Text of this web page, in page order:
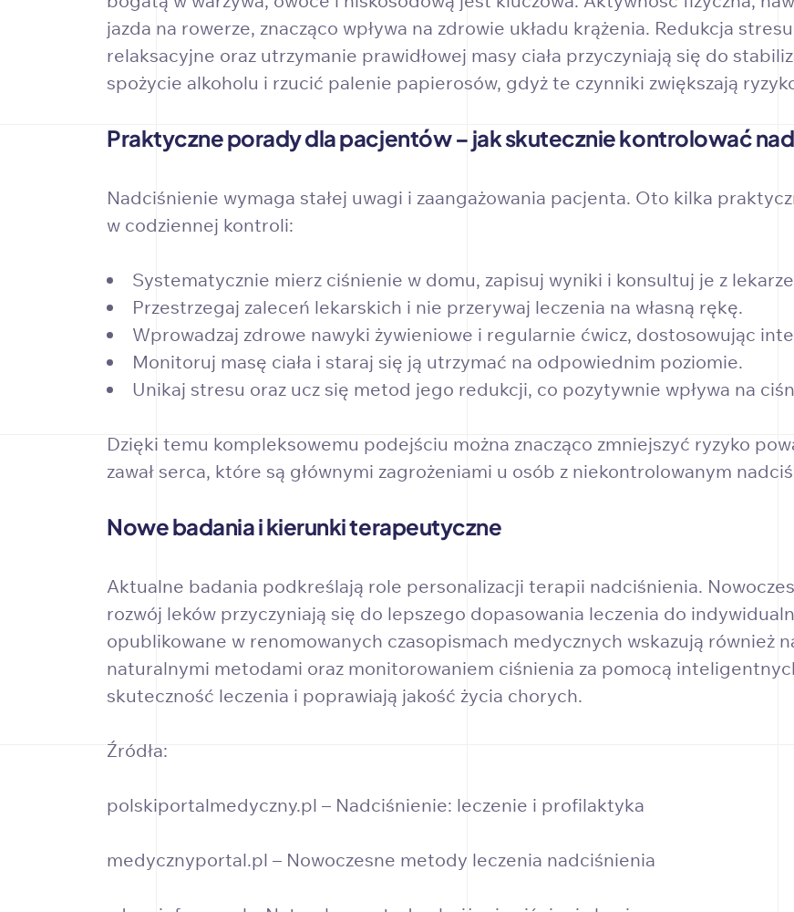
jazda na rowerze, znacząco wpływa na zdrowie układu krążenia. Redukcja
relaksacyjne oraz utrzymanie prawidłowej masy ciała przyczyniają się do
spożycie alkoholu i rzucić palenie papierosów, gdyż te czynniki zwiększają
Praktyczne porady dla pacjentów – jak skutecznie kontrolować
Nadciśnienie wymaga stałej uwagi i zaangażowania pacjenta. Oto kilka
w codziennej kontroli:
Systematycznie mierz ciśnienie w domu, zapisuj wyniki i konsultuj je z
Przestrzegaj zaleceń lekarskich i nie przerywaj leczenia na własną rękę.
Wprowadzaj zdrowe nawyki żywieniowe i regularnie ćwicz, dostosowując
Monitoruj masę ciała i staraj się ją utrzymać na odpowiednim poziomie.
Unikaj stresu oraz ucz się metod jego redukcji, co pozytywnie wpływa na
Dzięki temu kompleksowemu podejściu można znacząco zmniejszyć ryzyko
zawał serca, które są głównymi zagrożeniami u osób z niekontrolowanym
Nowe badania i kierunki terapeutyczne
Aktualne badania podkreślają role personalizacji terapii nadciśnienia.
rozwój leków przyczyniają się do lepszego dopasowania leczenia do
opublikowane w renomowanych czasopismach medycznych wskazują również
naturalnymi metodami oraz monitorowaniem ciśnienia za pomocą
skuteczność leczenia i poprawiają jakość życia chorych.
Źródła:
polskiportalmedyczny.pl – Nadciśnienie: leczenie i profilaktyka
medycznyportal.pl – Nowoczesne metody leczenia nadciśnienia